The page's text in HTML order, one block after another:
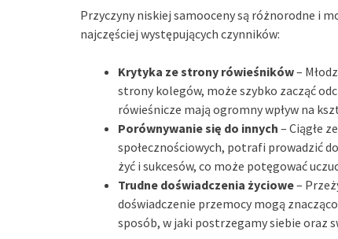
Przyczyny niskiej samooceny są różnorodne i
najczęściej występujących czynników:
Krytyka ze strony rówieśników–
strony kolegów, może szybko zacząć
rówieśnicze mają ogromny wpływ na
Porównywanie się do innych – Ciągłe
społecznościowych, potrafi prowadzić
żyć i sukcesów, co może potęgować
Trudne doświadczenia życiowe–
doświadczenie przemocy mogą
sposób, w jaki postrzegamy siebie oraz